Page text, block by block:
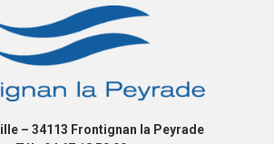
– 34113 Frontignan la Peyrade